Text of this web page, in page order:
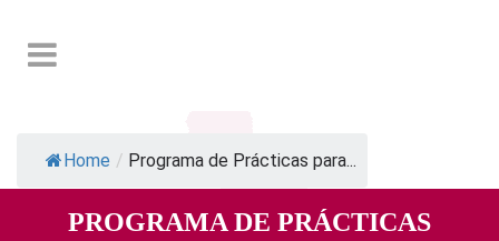
Home / Programa de Prácticas para...
PROGRAMA DE PRÁCTICAS